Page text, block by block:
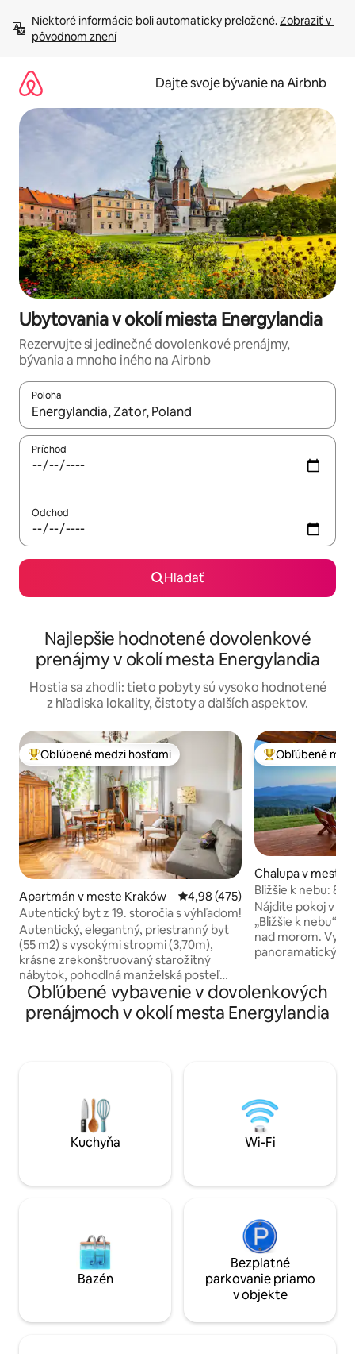
obsah.
Niektoré informácie boli automaticky preložené. Zobraziť v
pôvodnom znení
Dajte svoje bývanie na Airbnb
Ubytovania v okolí miesta Energylandia
Rezervujte si jedinečné dovolenkové prenájmy,
bývania a mnoho iného na Airbnb
Poloha
Keď budú výsledky k dispozícii, môžete si ich prechádzať
Príchod
Odchod
Hľadať
Najlepšie hodnotené dovolenkové
prenájmy v okolí mesta Energylandia
Hostia sa zhodli: tieto pobyty sú vysoko hodnotené
z hľadiska lokality, čistoty a ďalších aspektov.
Najobľúbenejšie medzi hosťami
Obľúbené medzi hosťami
Apartmán v meste Kraków Priemerné ohodnotenie 4,98 z
4,98 (475)
Autentický byt z 19. storočia s výhľadom!
Autentický, elegantný, priestranný byt
(55 m2) s vysokými stropmi (3,70m),
krásne zrekonštruovaný starožitný
nábytok, pohodlná manželská posteľ
King, kuchynský nábytok na mieru s
mramorovou pracovnou doskou.
Skutočný byt, nie hotel! Nachádza sa v
obrazovkou, umývačka riadu, sporák,
rúra, chladnička, žehlička, práčka,
sušička na vlasy. Skutočný domov ďaleko
od domova! Bude sa vám to páčiť! Naši
Najobľúbenejšie
Obľúbené
Chalupa v meste
Bližšie k nebu:
vonkajšie kúpele
Nájdite pokoj v
„Bližšie k nebu“
nad morom.
panoramatický
Toto ekologické
² je obklopené
rozlohou 2 300 m
celoročnom
pripojenie na
pohodliu. Čakajú
príroda – bližšie k
Obľúbené vybavenie v dovolenkových
prenájmoch v okolí mesta Energylandia
Kuchyňa Wi-Fi
Bazén
Bezplatné
parkovanie priamo
v objekte